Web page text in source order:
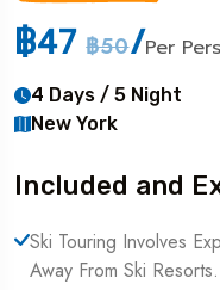
฿47 ฿50/Per
4 Days / 5 Night
New York
Included and
Ski Touring Involves
Away From Ski Resorts.